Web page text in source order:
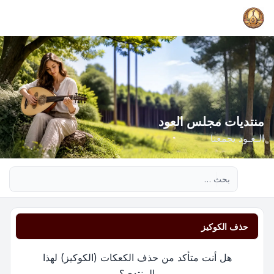
منتديات مجلس العود
الـعـود يجمعنا
حذف الكوكيز
هل أنت متأكد من حذف الكعكات (الكوكيز) لهذا